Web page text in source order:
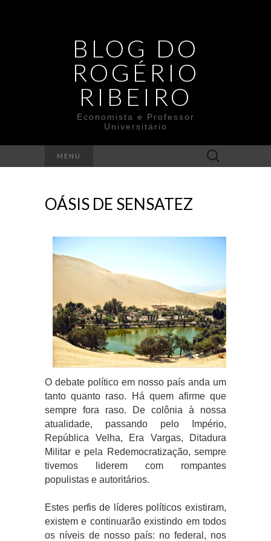
BLOG DO
ROGÉRIO
RIBEIRO
Economista e Professor
Universitário
MENU
Search
for:
OÁSIS DE SENSATEZ
O debate político em nosso país anda um
tanto quanto raso. Há quem afirme que
sempre fora raso. De colônia à nossa
atualidade, passando pelo Império,
República Velha, Era Vargas, Ditadura
Militar e pela Redemocratização, sempre
tivemos liderem com rompantes
populistas e autoritários.
Estes perfis de líderes políticos existiram,
existem e continuarão existindo em todos
os níveis de nosso país: no federal, nos